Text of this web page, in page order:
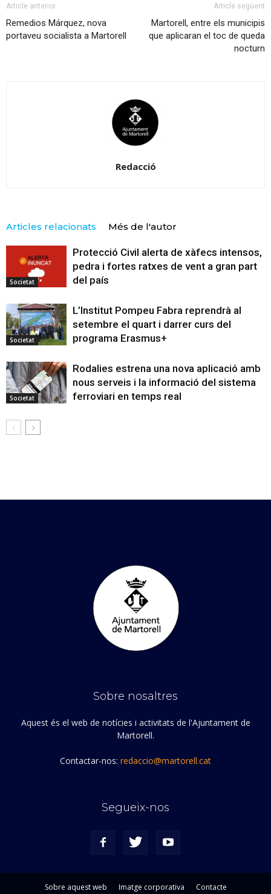
Article anterior
Remedios Márquez, nova
portaveu socialista a Martorell
Article següent
Martorell, entre els municipis
que aplicaran el toc de queda
nocturn
Redacció
Articles relacionats Més de l'autor
Societat
Protecció Civil alerta de xàfecs intensos,
pedra i fortes ratxes de vent a gran part
del país
Societat
L’Institut Pompeu Fabra reprendrà al
setembre el quart i darrer curs del
programa Erasmus+
Societat
Rodalies estrena una nova aplicació amb
nous serveis i la informació del sistema
ferroviari en temps real
Sobre nosaltres
Aquest és el web de notícies i activitats de l'Ajuntament de
Martorell.
Contactar-nos: redaccio@martorell.cat
Segueix-nos
Sobre aquest web Imatge corporativa Contacte